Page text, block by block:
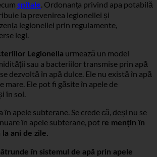
lucru,se acordă o atenție sporită
spitale. Ordonanța privind apa potabilă
la prevenirea legionellei și
legionellei prin regulamente,
Legionellaurmează un model
sau a bacteriilor transmise prin apă
dezvoltă în apă dulce. Ele nu există în apă
mare. Ele pot fi găsite în apele de
apele subterane. Se crede că, deși nu se
în apele subterane, pot r